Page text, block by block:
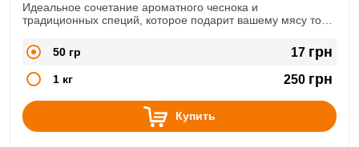
Идеальное сочетание ароматного чеснока и
традиционных специй, которое подарит вашему мясу тот
50 гр
17 грн
1 кг 250 грн
Купить